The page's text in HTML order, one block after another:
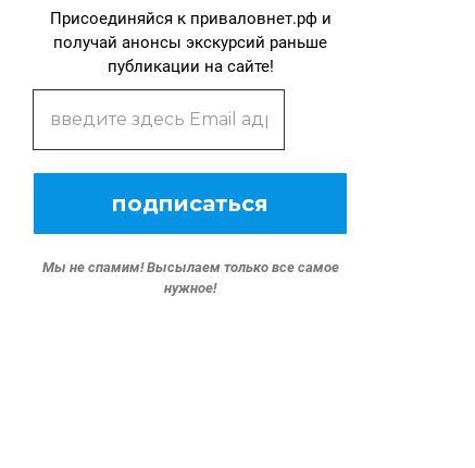
Присоединяйся к приваловнет.рф и
получай анонсы экскурсий раньше
публикации на сайте!
Мы не спамим! Высылаем только все самое
нужное!